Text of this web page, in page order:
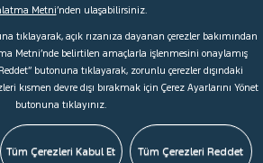
Ford Kurumsal Hakkımızda
S.S.S.
Metni’nden ulaşabilirsiniz.
tıklayarak, açık rızanıza dayanan çerezler bakımından
Metni’nde belirtilen amaçlarla işlenmesini onaylamış
butonuna tıklayarak, zorunlu çerezler dışındaki
kısmen devre dışı bırakmak için Çerez Ayarlarını Yönet
butonuna tıklayınız.
Tüm Çerezleri Kabul Et Tüm Çerezleri Reddet